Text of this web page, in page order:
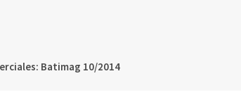
Batimag 10/2014